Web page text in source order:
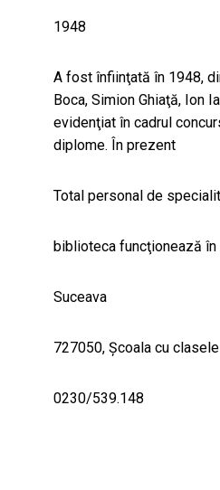
1948
A fost înfiinţată în 1948,
Boca, Simion Ghiaţă, Ion
evidenţiat în cadrul
diplome. În prezent
Total personal de
biblioteca funcţionează
Suceava
727050, Şcoala cu
0230/539.148